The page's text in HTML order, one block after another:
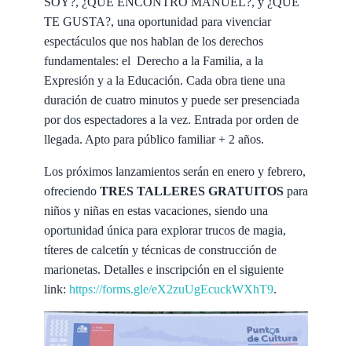
TE GUSTA?, una oportunidad para vivenciar
espectáculos que nos hablan de los derechos
fundamentales: el Derecho a la Familia, a la
Expresión y a la Educación. Cada obra tiene una
duración de cuatro minutos y puede ser presenciada
por dos espectadores a la vez. Entrada por orden de
llegada. Apto para público familiar + 2 años.
Los próximos lanzamientos serán en enero y febrero,
ofreciendo TRES TALLERES GRATUITOS para
niños y niñas en estas vacaciones, siendo una
oportunidad única para explorar trucos de magia,
títeres de calcetín y técnicas de construcción de
marionetas. Detalles e inscripción en el siguiente
link: https://forms.gle/eX2zuUgEcuckWXhT9.